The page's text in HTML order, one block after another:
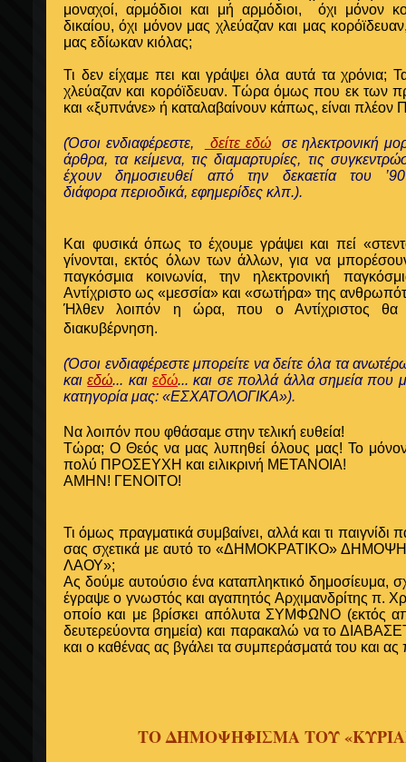
μοναχοί, αρμόδιοι και μή αρμόδιοι,
όχι μόνον
δικαίου, όχι μόνον μας χλεύαζαν και μας
μας εδίωκαν κιόλας;
Τι δεν είχαμε πει και γράψει όλα αυτά τα
χλεύαζαν και κορόϊδευαν. Τώρα όμως που εκ των
και «ξυπνάνε» ή καταλαβαίνουν κάπως, είναι
(Όσοι ενδιαφέρεστε, δείτε εδώ
σε ηλεκτρονική
άρθρα, τα κείμενα, τις διαμαρτυρίες, τις
έχουν δημοσιευθεί από την δεκαετία του
διάφορα περιοδικά, εφημερίδες κλπ.).
Και φυσικά όπως το έχουμε γράψει και πεί
γίνονται, εκτός όλων των άλλων, για να
παγκόσμια κοινωνία, την ηλεκτρονική
Αντίχριστο ως «μεσσία» και «σωτήρα» της
Ήλθεν λοιπόν η ώρα, που ο Αντίχριστος θα
διακυβέρνηση.
(Όσοι ενδιαφέρεστε μπορείτε να δείτε όλα τα
καιεδώ... καιεδώ... και σε πολλά άλλα σημεία που
κατηγορία μας: «ΕΣΧΑΤΟΛΟΓΙΚΑ»).
Να λοιπόν που φθάσαμε στην τελική ευθεία!
Τώρα; Ο Θεός να μας λυπηθεί όλους μας! Το μόνον
πολύ ΠΡΟΣΕΥΧΗ και ειλικρινή ΜΕΤΑΝΟΙΑ!
ΑΜΗΝ! ΓΕΝΟΙΤΟ!
Τι όμως πραγματικά συμβαίνει, αλλά και τι παιγνίδι
σας σχετικά με αυτό το «ΔΗΜΟΚΡΑΤΙΚΟ»
ΛΑΟΥ»;
Ας δούμε αυτούσιο ένα καταπληκτικό δημοσίευμα,
έγραψε ο γνωστός και αγαπητός Αρχιμανδρίτης π.
οποίο και με βρίσκει απόλυτα ΣΥΜΦΩΝΟ (εκτός
δευτερεύοντα σημεία) και παρακαλώ να το
και ο καθένας ας βγάλει τα συμπεράσματά του και ας
ΤΟ ΔΗΜΟΨΗΦΙΣΜΑ ΤΟΥ